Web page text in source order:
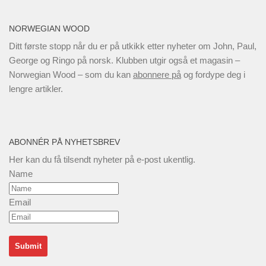
NORWEGIAN WOOD
Ditt første stopp når du er på utkikk etter nyheter om John, Paul,
George og Ringo på norsk. Klubben utgir også et magasin –
Norwegian Wood – som du kan abonnere på og fordype deg i
lengre artikler.
ABONNÉR PÅ NYHETSBREV
Her kan du få tilsendt nyheter på e-post ukentlig.
Name
Email